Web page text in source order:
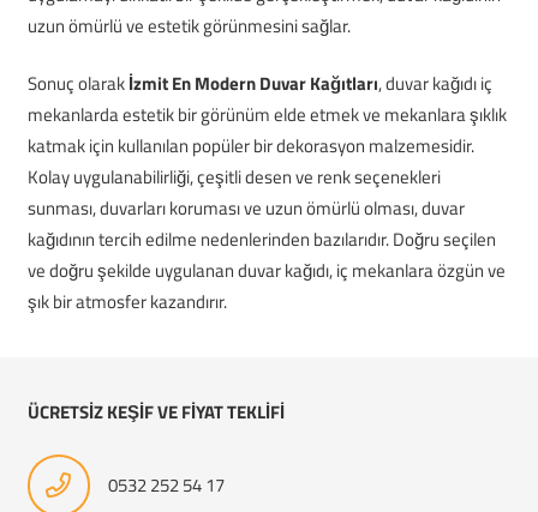
uzun ömürlü ve estetik görünmesini sağlar.
Sonuç olarakİzmit En Modern Duvar Kağıtları, duvar kağıdı iç
mekanlarda estetik bir görünüm elde etmek ve mekanlara şıklık
katmak için kullanılan popüler bir dekorasyon malzemesidir.
Kolay uygulanabilirliği, çeşitli desen ve renk seçenekleri
sunması, duvarları koruması ve uzun ömürlü olması, duvar
kağıdının tercih edilme nedenlerinden bazılarıdır. Doğru seçilen
ve doğru şekilde uygulanan duvar kağıdı, iç mekanlara özgün ve
şık bir atmosfer kazandırır.
ÜCRETSİZ KEŞİF VE FİYAT TEKLİFİ
0532 252 54 17